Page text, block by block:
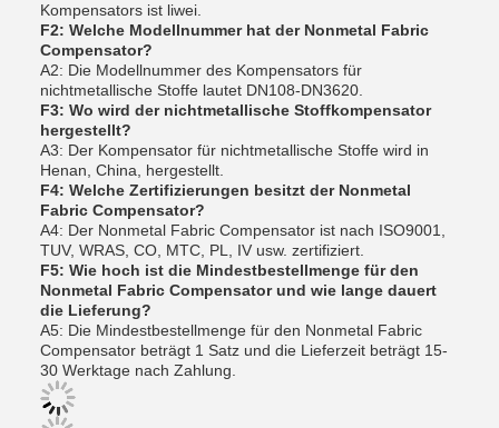
Kompensators ist liwei.
F2: Welche Modellnummer hat der Nonmetal Fabric
Compensator?
A2: Die Modellnummer des Kompensators für
nichtmetallische Stoffe lautet DN108-DN3620.
F3: Wo wird der nichtmetallische Stoffkompensator
hergestellt?
A3: Der Kompensator für nichtmetallische Stoffe wird in
Henan, China, hergestellt.
F4: Welche Zertifizierungen besitzt der Nonmetal
Fabric Compensator?
A4: Der Nonmetal Fabric Compensator ist nach ISO9001,
TUV, WRAS, CO, MTC, PL, IV usw. zertifiziert.
F5: Wie hoch ist die Mindestbestellmenge für den
Nonmetal Fabric Compensator und wie lange dauert
die Lieferung?
A5: Die Mindestbestellmenge für den Nonmetal Fabric
Compensator beträgt 1 Satz und die Lieferzeit beträgt 15-
30 Werktage nach Zahlung.